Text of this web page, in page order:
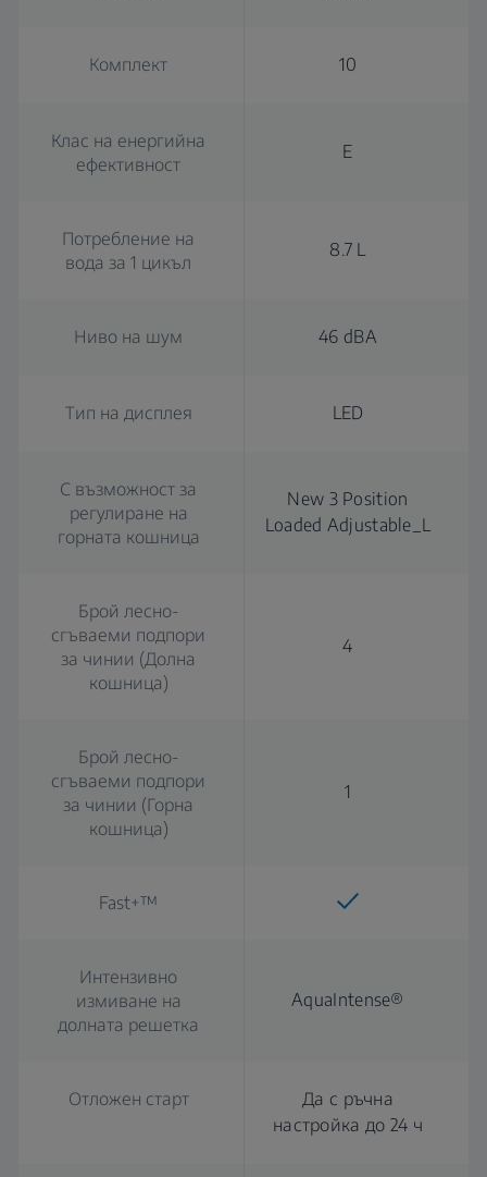
Комплект 10
Клас на енергийна
ефективност
E
Потребление на
вода за 1 цикъл
8.7 L
Ниво на шум 46 dBA
Тип на дисплея LED
С възможност за
регулиране на
горната кошница
New 3 Position
Loaded Adjustable_L
Брой лесно-
сгъваеми подпори
за чинии (Долна
кошница)
4
Брой лесно-
сгъваеми подпори
за чинии (Горна
кошница)
1
Fast+™
Интензивно
измиване на
долната решетка
AquaIntense®
Отложен старт
Да с ръчна
настройка до 24 ч